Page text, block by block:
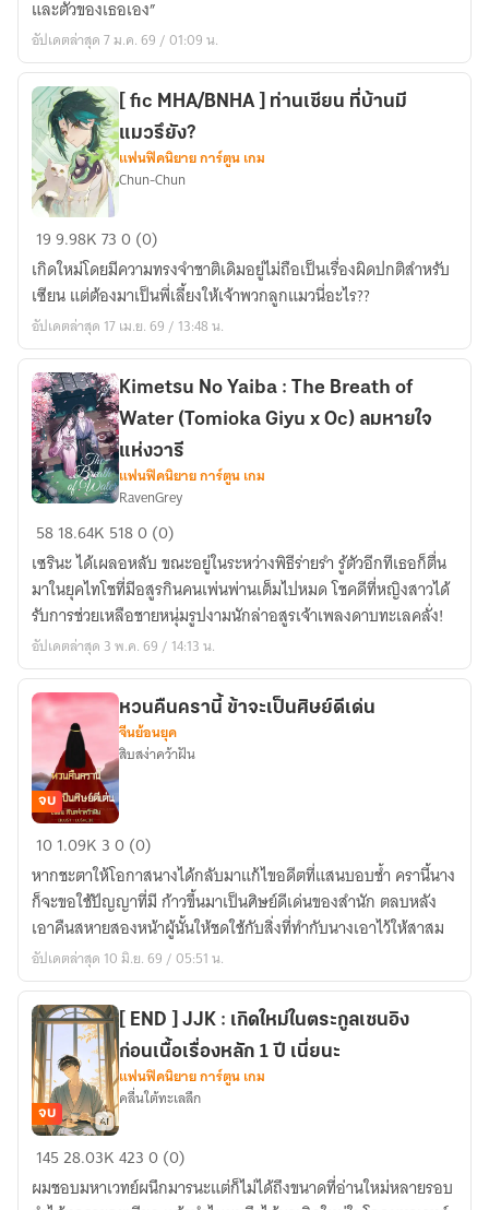
Demon
slayer
x
oc
|
เสา
หลัก
ที่
ถูก
ลืม
[fanfic]
และตัวของเธอเอง”
อัปเดตล่าสุด 7 ม.ค. 69 / 01:09 น.
fic
MHA/BNHA
]
ท่าน
เซียน
ที่
บ้าน
มี
แมว
รึ
[ fic MHA/BNHA ] ท่านเซียน ที่บ้านมี
แมวรึยัง?
แฟนฟิคนิยาย การ์ตูน เกม
Chun-Chun
199.98K730 (0)
เกิดใหม่โดยมีความทรงจำชาติเดิมอยู่ไม่ถือเป็นเรื่องผิดปกติสำหรับ
เซียน แต่ต้องมาเป็นพี่เลี้ยงให้เจ้าพวกลูกแมวนี่อะไร??
อัปเดตล่าสุด 17 เม.ย. 69 / 13:48 น.
No
Yaiba
:
The
Breath
of
Water
(Tomioka
Giyu
x
Oc)
ลม
หายใจ
แห่ง
วารี
Kimetsu No Yaiba : The Breath of
Water (Tomioka Giyu x Oc) ลมหายใจ
แห่งวารี
แฟนฟิคนิยาย การ์ตูน เกม
RavenGrey
5818.64K 5180 (0)
เซรินะ ได้เผลอหลับ ขณะอยู่ในระหว่างพิธีร่ายรำ รู้ตัวอีกทีเธอก็ตื่น
มาในยุคไทโชที่มีอสูรกินคนเพ่นพ่านเต็มไปหมด โชคดีที่หญิงสาวได้
รับการช่วยเหลือชายหนุ่มรูปงามนักล่าอสูรเจ้าเพลงดาบทะเลคลั่ง!
อัปเดตล่าสุด 3 พ.ค. 69 / 14:13 น.
หวน
ครา
นี้
ข้า
จะ
เป็น
ศิษย์
ดี
เด่น
จบ
หวนคืนครานี้ ข้าจะเป็นศิษย์ดีเด่น
จีนย้อนยุค
สิบสง่าคว้าฝัน
101.09K 30 (0)
หากชะตาให้โอกาสนางได้กลับมาแก้ไขอดีตที่แสนบอบช้ำ ครานี้นาง
ก็จะขอใช้ปัญญาที่มี ก้าวขึ้นมาเป็นศิษย์ดีเด่นของสำนัก ตลบหลัง
เอาคืนสหายสองหน้าผู้นั้นให้ชดใช้กับสิ่งที่ทำกับนางเอาไว้ให้สาสม
อัปเดตล่าสุด 10 มิ.ย. 69 / 05:51 น.
]
จบ
[ END ] JJK : เกิดใหม่ในตระกูลเซนอิง
ก่อนเนื้อเรื่องหลัก 1 ปี เนี่ยนะ
แฟนฟิคนิยาย การ์ตูน เกม
คลื่นใต้ทะเลลึก
14528.03K4230 (0)
ผมชอบมหาเวทย์ผนึกมารนะแต่ก็ไม่ได้ถึงขนาดที่อ่านใหม่หลายรอบ